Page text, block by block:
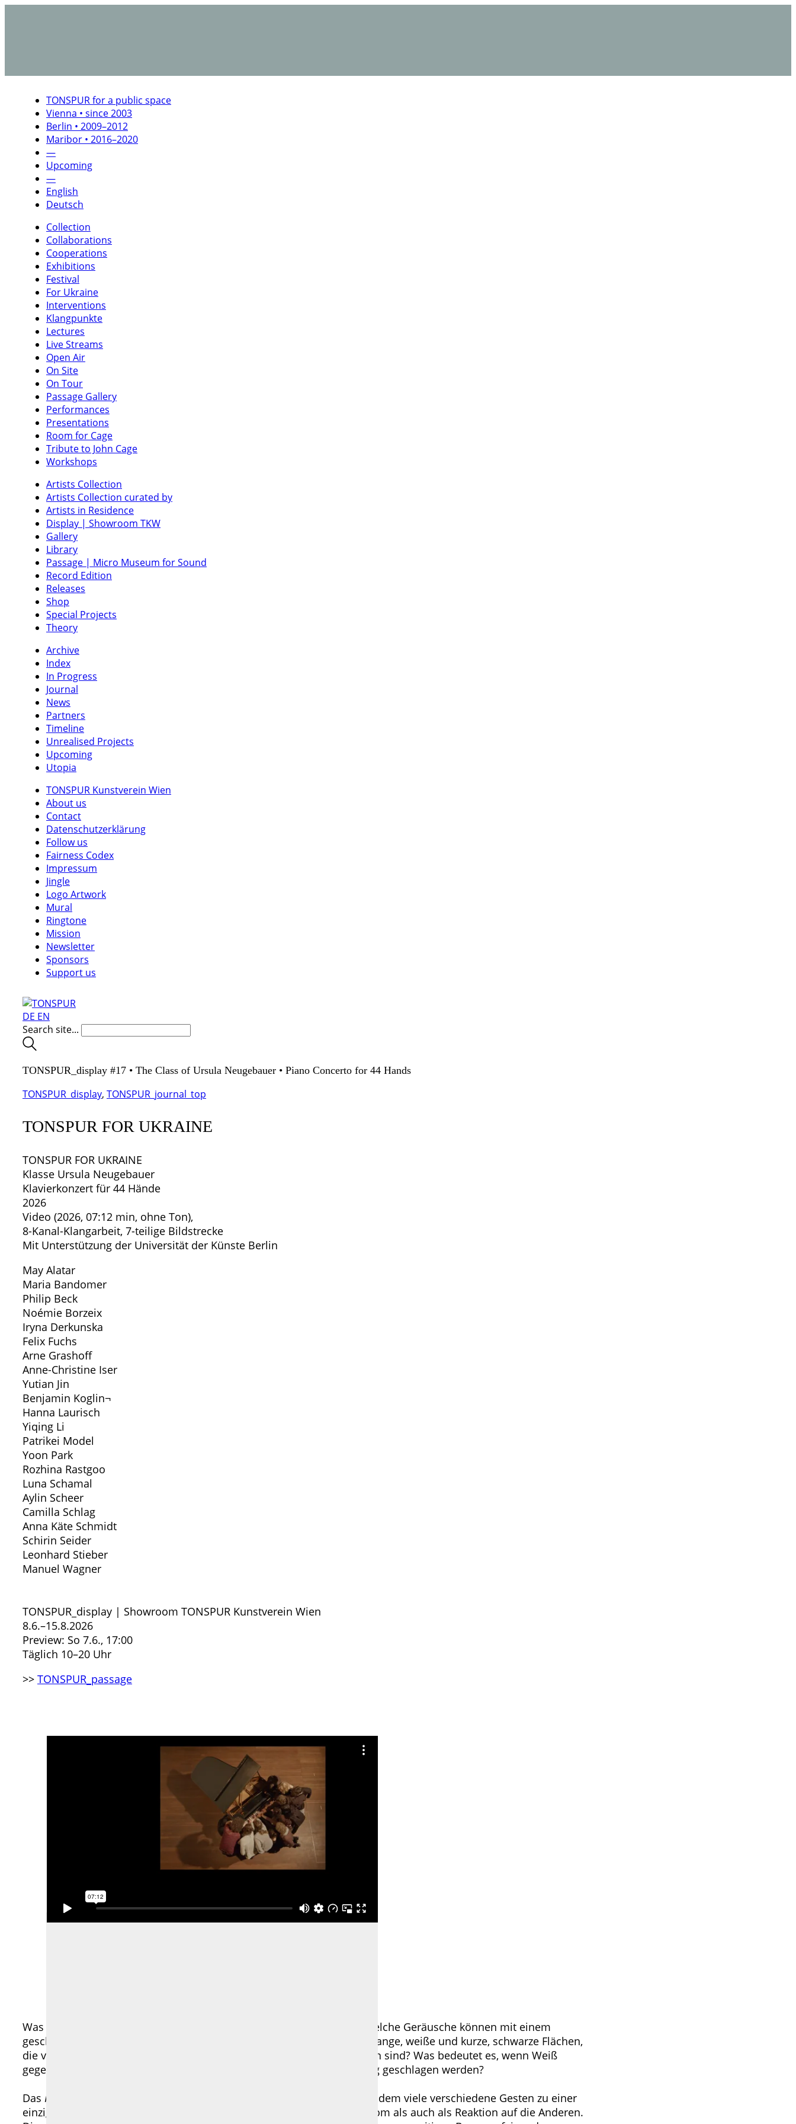
TONSPUR for a public space
Vienna • since 2003
Berlin • 2009–2012
Maribor • 2016–2020
—
Upcoming
—
English
Deutsch
Collection
Collaborations
Cooperations
Exhibitions
Festival
For Ukraine
Interventions
Klangpunkte
Lectures
Live Streams
Open Air
On Site
On Tour
Passage Gallery
Performances
Presentations
Room for Cage
Tribute to John Cage
Workshops
Artists Collection
Artists Collection curated by
Artists in Residence
Display | Showroom TKW
Gallery
Library
Passage | Micro Museum for Sound
Record Edition
Releases
Shop
Special Projects
Theory
Archive
Index
In Progress
Journal
News
Partners
Timeline
Unrealised Projects
Upcoming
Utopia
TONSPUR Kunstverein Wien
About us
Contact
Datenschutzerklärung
Follow us
Fairness Codex
Impressum
Jingle
Logo Artwork
Mural
Ringtone
Mission
Newsletter
Sponsors
Support us
DE EN
Search site...
TONSPUR_display #17 • The Class of Ursula Neugebauer • Piano Concerto for 44 Hands
TONSPUR_display, TONSPUR_journal_top
TONSPUR FOR UKRAINE
TONSPUR FOR UKRAINE
Klasse Ursula Neugebauer
Klavierkonzert für 44 Hände
2026
Video (2026, 07:12 min, ohne Ton),
8-Kanal-Klangarbeit, 7-teilige Bildstrecke
Mit Unterstützung der Universität der Künste Berlin
May Alatar
Maria Bandomer
Philip Beck
Noémie Borzeix
Iryna Derkunska
Felix Fuchs
Arne Grashoff
Anne-Christine Iser
Yutian Jin
Benjamin Koglin¬
Hanna Laurisch
Yiqing Li
Patrikei Model
Yoon Park
Rozhina Rastgoo
Luna Schamal
Aylin Scheer
Camilla Schlag
Anna Käte Schmidt
Schirin Seider
Leonhard Stieber
Manuel Wagner
TONSPUR_display | Showroom TONSPUR Kunstverein Wien
8.6.–15.8.2026
Preview: So 7.6., 17:00
Täglich 10–20 Uhr
>> TONSPUR_passage
Was passiert mit einem Flügel, wenn niemand Klavier spielen kann? Welche Geräusche können mit einem
geschwungenen kantigen Objekt hervorgebracht werden? Wie klingen lange, weiße und kurze, schwarze Flächen,
die verzahnt in Reih und Glied einer festgesetzten Ordnung unterworfen sind? Was bedeutet es, wenn Weiß
gegen Schwarz antritt? Und was geschieht, wenn alle Tasten gleichzeitig geschlagen werden?
Das Klavierkonzert für 44 Hände
erscheint als Bild kollektiver Präsenz, in dem viele verschiedene Gesten zu einer
einzigen Bewegung verschmelzen. Hier agiert jede Hand sowohl autonom als auch als Reaktion auf die Anderen.